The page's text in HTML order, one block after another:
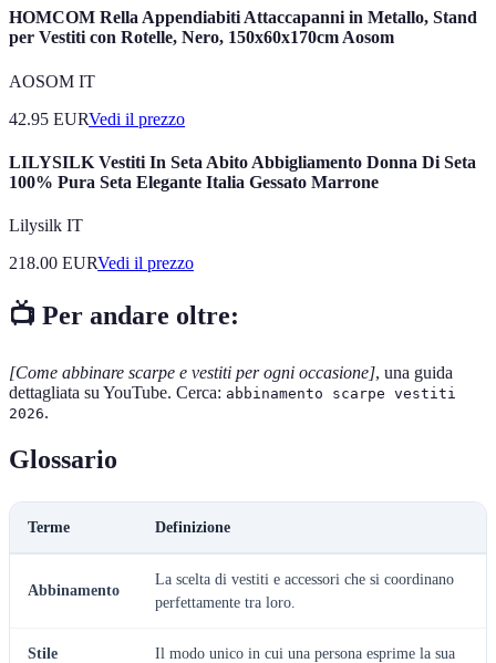
HOMCOM Rella Appendiabiti Attaccapanni in Metallo, Stand
per Vestiti con Rotelle, Nero, 150x60x170cm Aosom
AOSOM IT
42.95 EURVedi il prezzo
LILYSILK Vestiti In Seta Abito Abbigliamento Donna Di Seta
100% Pura Seta Elegante Italia Gessato Marrone
Lilysilk IT
218.00 EURVedi il prezzo
📺 Per andare oltre:
[Come abbinare scarpe e vestiti per ogni occasione], una guida
dettagliata su YouTube. Cerca: abbinamento scarpe vestiti
2026.
Glossario
Terme Definizione
Abbinamento
La scelta di vestiti e accessori che si coordinano
perfettamente tra loro.
Stile
Il modo unico in cui una persona esprime la sua